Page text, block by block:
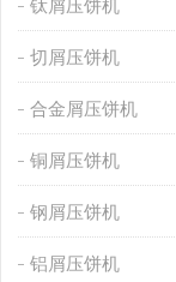
钛屑压饼机
切屑压饼机
合金屑压饼机
铜屑压饼机
钢屑压饼机
铝屑压饼机